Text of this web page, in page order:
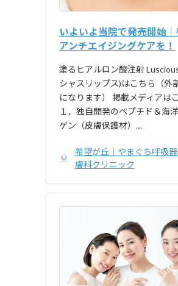
いよいよ当院で発売開始｜
アンチエイジングケアを！
塗るヒアルロン酸注射
シャスリップス)はこちら（外
になります） 掲載メディアは
１．独自開発のペプチド＆海
ゲン（皮膚保護材）…
希望が丘｜やまぐち呼吸
膚科クリニック